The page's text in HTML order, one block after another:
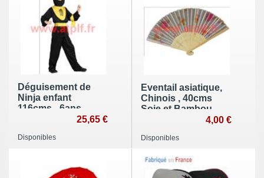
Déguisement de
Ninja enfant
116cms - 6ans
25,65 €
Disponibles
Eventail asiatique,
Chinois , 40cms
Soie et Bambou
(modèle aléatoire)
4,00 €
Disponibles